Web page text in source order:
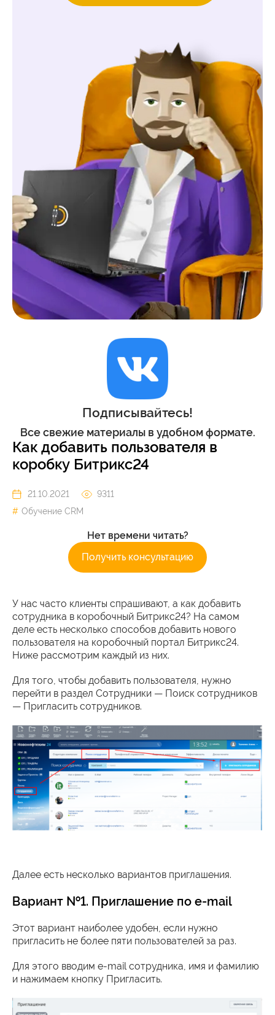
Подписывайтесь!
Все свежие материалы в удобном формате.
Как добавить пользователя в
коробку Битрикс24
21.10.2021
9311
Обучение CRM
Нет времени читать?
Получить консультацию
У нас часто клиенты спрашивают, а как добавить
сотрудника в коробочный Битрикс24? На самом
деле есть несколько способов добавить нового
пользователя на коробочный портал Битрикс24.
Ниже рассмотрим каждый из них.
Для того, чтобы добавить пользователя, нужно
перейти в раздел Сотрудники — Поиск сотрудников
— Пригласить сотрудников.
Далее есть несколько вариантов приглашения.
Вариант №1. Приглашение по e-mail
Этот вариант наиболее удобен, если нужно
пригласить не более пяти пользователей за раз.
Для этого вводим e-mail сотрудника, имя и фамилию
и нажимаем кнопку Пригласить.